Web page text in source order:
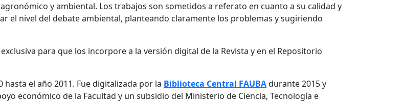
y ambiental. Los trabajos son sometidos a referato en cuanto a su calidad y
el nivel del debate ambiental, planteando claramente los problemas y sugiriendo
para que los incorpore a la versión digital de la Revista y en el Repositorio
hasta el año 2011. Fue digitalizada por la Biblioteca Central FAUBAdurante 2015 y
económico de la Facultad y un subsidio del Ministerio de Ciencia, Tecnología e